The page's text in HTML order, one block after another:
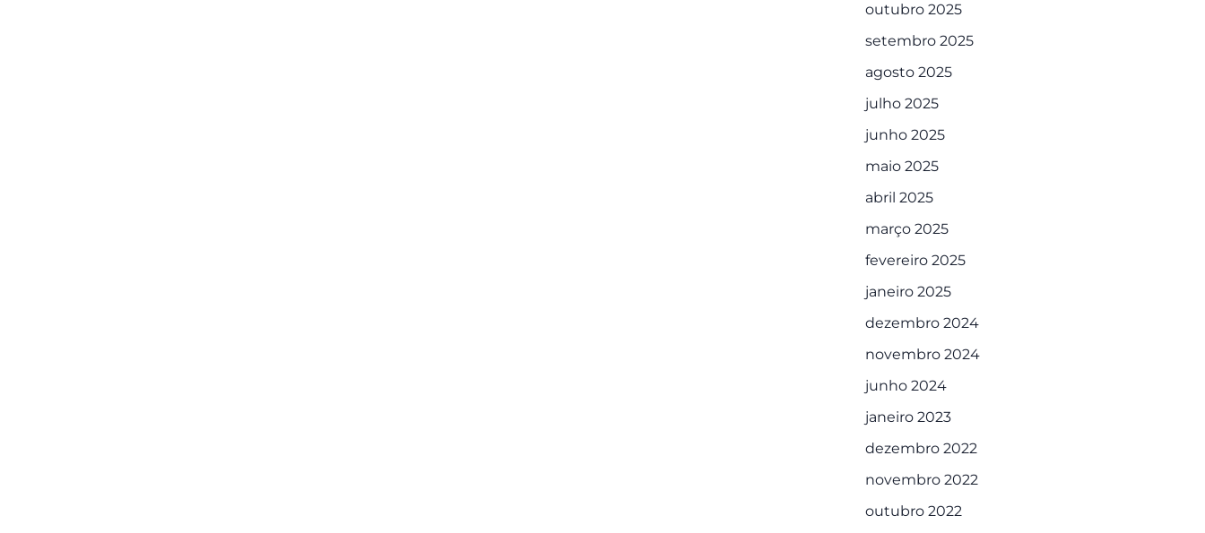
outubro 2025
setembro 2025
agosto 2025
julho 2025
junho 2025
maio 2025
abril 2025
março 2025
fevereiro 2025
janeiro 2025
dezembro 2024
novembro 2024
junho 2024
janeiro 2023
dezembro 2022
novembro 2022
outubro 2022